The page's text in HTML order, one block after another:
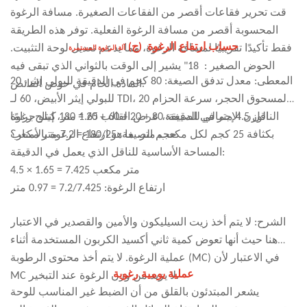
دوامات المواد، ويضمن ارتفاعًا موحدًا نسبيًا في جميع أنحاء
الرغوة.
وقت تحرير فقاعات أقصر من الفقاعات الصغيرة. مسافة الرغوة
المحسوبة أقصر من مسافة الرغوة الفعلية. توفر هذه الطريقة
فقط تأكيدًا تقريبيًا لمسافة الرغوة، مما يدعم تعديل لوحة التثبيت.
الحوض الصغير :
18" يشير إلى الوقت بالثواني الذي تبقى فيه
المادة الخام في حوض الفائض.
حساب ارتفاع الرغوة(ج)آلة الرغوة المستمرة
المعطى: معدل تدفق الصيغة: 80 كجم في الدقيقة للبولي إيثر، 20
للبولي إيثر الأبيض، 60 لـ TDI، 20 لمسحوق الحجر، سرعة الحزام
الناقل 4.5 متر في الدقيقة، عرض القالب 1.65 متر، إنتاج رغوة
بكثافة 25 كجم لكل مكعب متر. ما هو ارتفاع الرغوة بالأمتار؟
الوزن الإجمالي للصيغة: 80 + 20 + 60 + 20 = 180 كيلو جرامًا
حجم الصيغة: 180/25 = 7.2 متر مكعب
المساحة الأساسية للناقل الذي يعمل في الدقيقة:
4.5 × 1.65 = 7.425 متر مكعب
ارتفاع الرغوة: 7.2/7.425 = 0.97 متر
الشرح: لا يتم أخذ زيت السيليكون والأمين والقصدير في الاعتبار
هنا حيث أنها تعوض كمية ثاني أكسيد الكربون المستخدمة أثناء
عملية الرغوة. لا يتم أخذ محتوى الرطوبة (MC) في الاعتبار لأن
MC لا يزيد من وزن الرغوة عند التبخير.
عملية يومية رغوية
يشعر المبتدئون بالقلق من أن الضبط غير المناسب للوحة